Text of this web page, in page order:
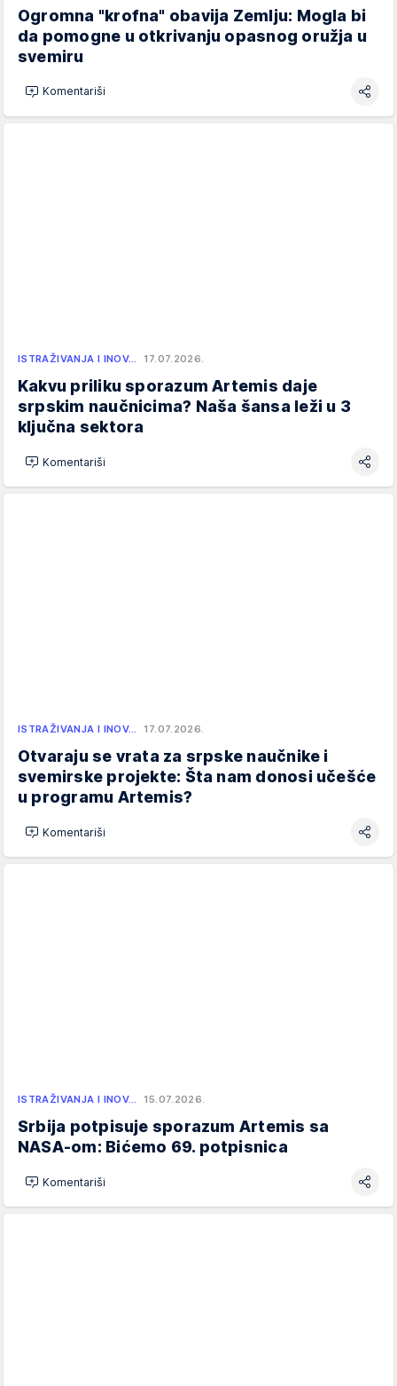
Ogromna "krofna" obavija Zemlju: Mogla bi
da pomogne u otkrivanju opasnog oružja u
svemiru
Komentariši
ISTRAŽIVANJA I INOV… 17.07.2026.
Kakvu priliku sporazum Artemis daje
srpskim naučnicima? Naša šansa leži u 3
ključna sektora
Komentariši
ISTRAŽIVANJA I INOV… 17.07.2026.
Otvaraju se vrata za srpske naučnike i
svemirske projekte: Šta nam donosi učešće
u programu Artemis?
Komentariši
ISTRAŽIVANJA I INOV… 15.07.2026.
Srbija potpisuje sporazum Artemis sa
NASA-om: Bićemo 69. potpisnica
Komentariši